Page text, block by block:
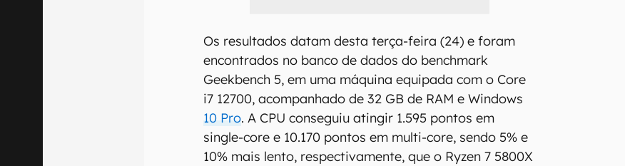
Os resultados datam desta terça-feira (24) e foram
encontrados no banco de dados do benchmark
Geekbench 5, em uma máquina equipada com o Core
i7 12700, acompanhado de 32 GB de RAM e Windows
10 Pro. A CPU conseguiu atingir 1.595 pontos em
single-core e 10.170 pontos em multi-core, sendo 5% e
10% mais lento, respectivamente, que o Ryzen 7 5800X